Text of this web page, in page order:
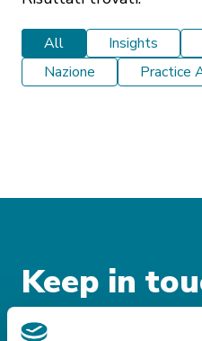
All Insights
Nazione
Practice
Keep in
Iscriviti alle